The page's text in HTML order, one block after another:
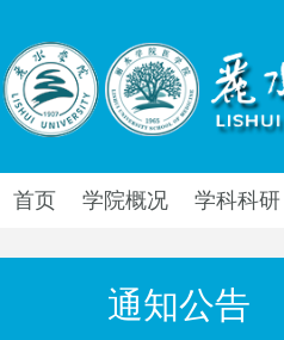
首页 学院概况 学科科研
通知公告